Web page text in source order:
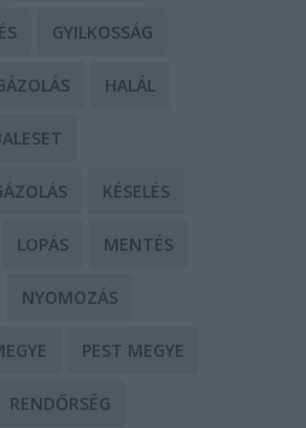
GYILKOSSÁG
HALÁL
KÉSELÉS
LOPÁS MENTÉS
NYOMOZÁS
PEST MEGYE
RENDŐRSÉG